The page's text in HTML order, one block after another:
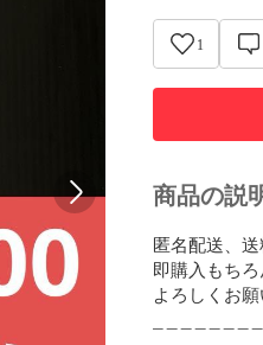
1
商品の説
匿名配送、送
即購入もち
よろしくお願